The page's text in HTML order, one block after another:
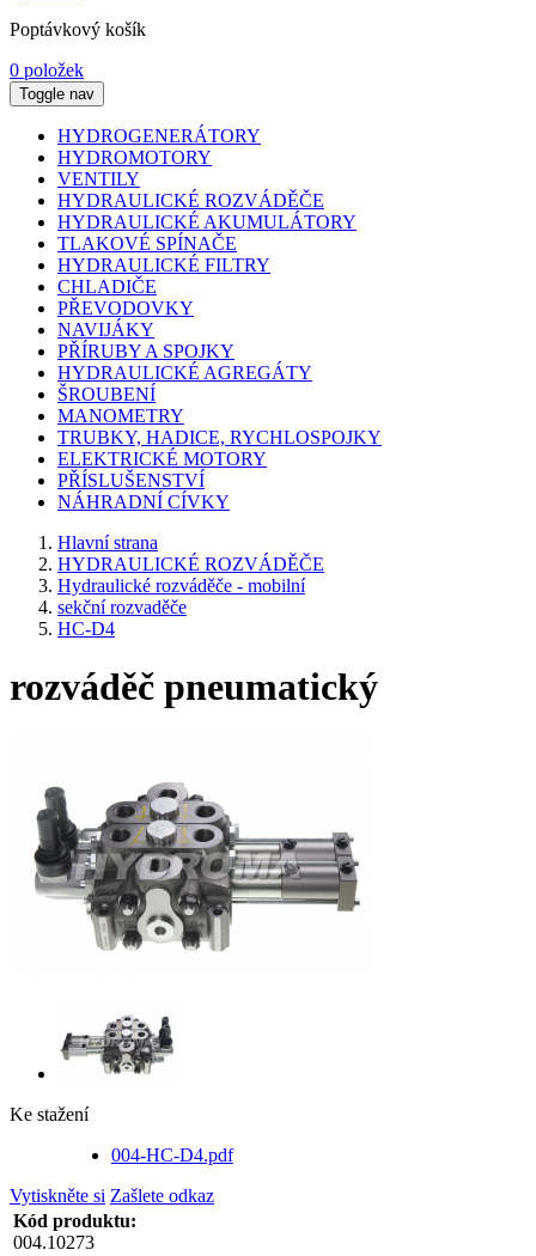
Poptávkový košík
0 položek
Toggle nav
HYDROGENERÁTORY
HYDROMOTORY
VENTILY
HYDRAULICKÉ ROZVÁDĚČE
HYDRAULICKÉ AKUMULÁTORY
TLAKOVÉ SPÍNAČE
HYDRAULICKÉ FILTRY
CHLADIČE
PŘEVODOVKY
NAVIJÁKY
PŘÍRUBY A SPOJKY
HYDRAULICKÉ AGREGÁTY
ŠROUBENÍ
MANOMETRY
TRUBKY, HADICE, RYCHLOSPOJKY
ELEKTRICKÉ MOTORY
PŘÍSLUŠENSTVÍ
NÁHRADNÍ CÍVKY
Hlavní strana
HYDRAULICKÉ ROZVÁDĚČE
Hydraulické rozváděče - mobilní
sekční rozvaděče
HC-D4
rozváděč pneumatický
Ke stažení
004-HC-D4.pdf
Vytiskněte si Zašlete odkaz
Kód produktu:
004.10273